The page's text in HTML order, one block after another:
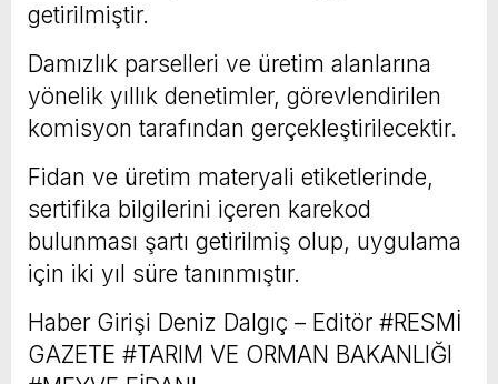
getirilmiştir.
Damızlık parselleri ve üretim alanlarına
yönelik yıllık denetimler, görevlendirilen
komisyon tarafından gerçekleştirilecektir.
Fidan ve üretim materyali etiketlerinde,
sertifika bilgilerini içeren karekod
bulunması şartı getirilmiş olup, uygulama
için iki yıl süre tanınmıştır.
Haber Girişi Deniz Dalgıç – Editör #RESMİ
GAZETE #TARIM VE ORMAN BAKANLIĞI